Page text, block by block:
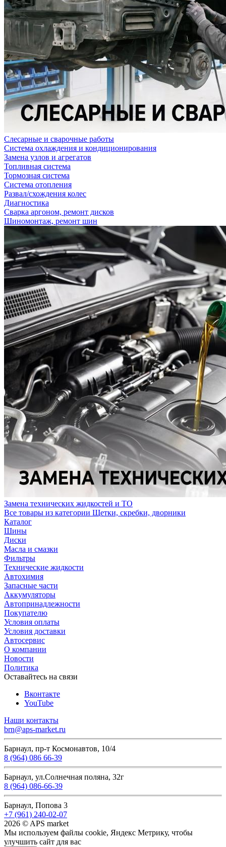
Слесарные и сварочные работы
Система охлаждения и кондиционирования
Замена узлов и агрегатов
Топливная система
Тормозная система
Система отопления
Развал/схождения колес
Диагностика
Сварка аргоном, ремонт дисков
Шиномонтаж, ремонт шин
Замена технических жидкостей и ТО
Все товары из категории Щетки, скребки, дворники
Каталог
Шины
Диски
Масла и смазки
Фильтры
Технические жидкости
Автохимия
Запасные части
Аккумуляторы
Автопринадлежности
Покупателю
Условия оплаты
Условия доставки
Автосервис
О компании
Новости
Политика
Оставайтесь на связи
Вконтакте
YouTube
Наши контакты
brn@aps-market.ru
Барнаул, пр-т Космонавтов, 10/4
8 (964) 086 66-39
Барнаул, ул.Солнечная поляна, 32г
8 (964) 086-66-39
Барнаул, Попова 3
+7 (961) 240-02-07
2026 © APS market
Мы используем файлы cookie, Яндекс Метрику, чтобы
улучшить сайт для вас